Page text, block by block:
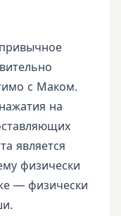
с Маком.
на
является
физически
— физически